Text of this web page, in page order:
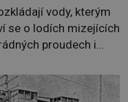
vody, kterým
se o lodích mizejících
proudech i
Dračí trojúhelník
zde jen